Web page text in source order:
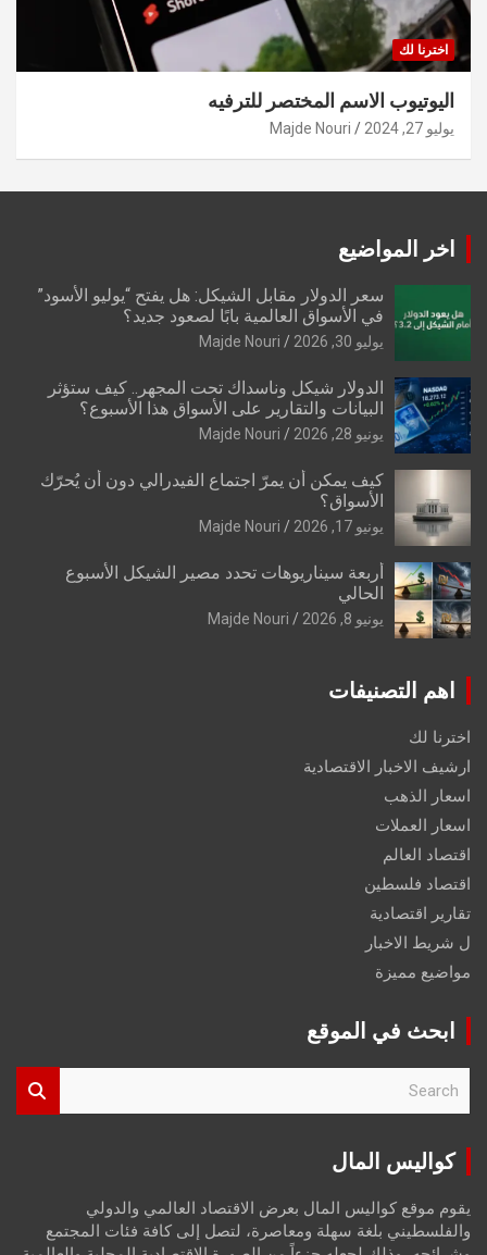
اخترنا لك
اليوتيوب الاسم المختصر للترفيه
يوليو 27, 2024 Majde Nouri
اخر المواضيع
سعر الدولار مقابل الشيكل: هل يفتح “يوليو الأسود”
في الأسواق العالمية بابًا لصعود جديد؟
يوليو 30, 2026 Majde Nouri
الدولار شيكل وناسداك تحت المجهر.. كيف ستؤثر
البيانات والتقارير على الأسواق هذا الأسبوع؟
يونيو 28, 2026 Majde Nouri
كيف يمكن أن يمرّ اجتماع الفيدرالي دون أن يُحرّك
الأسواق؟
يونيو 17, 2026 Majde Nouri
أربعة سيناريوهات تحدد مصير الشيكل الأسبوع
الحالي
يونيو 8, 2026 Majde Nouri
اهم التصنيفات
اخترنا لك
ارشيف الاخبار الاقتصادية
اسعار الذهب
اسعار العملات
اقتصاد العالم
اقتصاد فلسطين
تقارير اقتصادية
ل شريط الاخبار
مواضيع مميزة
ابحث في الموقع
r
كواليس المال
يقوم موقع كواليس المال بعرض الاقتصاد العالمي والدولي
والفلسطيني بلغة سهلة ومعاصرة، لتصل إلى كافة فئات المجتمع